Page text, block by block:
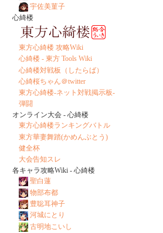
宇佐美菫子
心綺楼
東方心綺楼 攻略Wiki
心綺楼 - 東方 Tools Wiki
心綺楼対戦板（したらば）
心綺桜ちゃん＠twitter
東方心綺楼-ネット対戦掲示板-
弾闘
オンライン大会 - 心綺楼
東方心綺楼ランキングバトル
東方華妻舞踏(かめんぶとう)
健全杯
大会告知スレ
各キャラ攻略Wiki - 心綺楼
聖白蓮
物部布都
豊聡耳神子
河城にとり
古明地こいし